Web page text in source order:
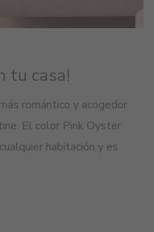
tu casa!
romántico y acogedor
El color Pink Oyster
habitación y es